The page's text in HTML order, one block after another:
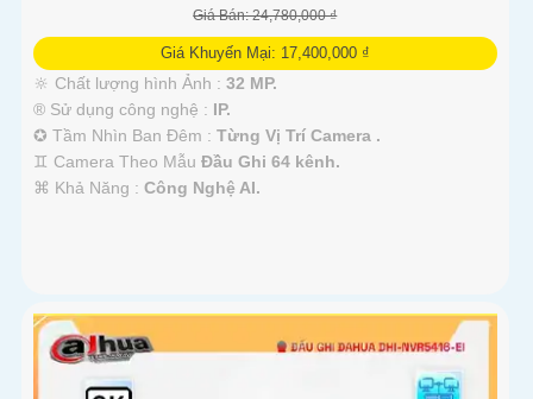
Giá Bán: 24,780,000 ₫
Giá Khuyến Mại: 17,400,000 ₫
🔆 Chất lượng hình Ảnh : 32 MP.
®️ Sử dụng công nghệ : IP.
✪ Tầm Nhìn Ban Đêm : Từng Vị Trí Camera .
♊ Camera Theo Mẫu Đầu Ghi 64 kênh.
️⌘ Khả Năng : Công Nghệ AI.